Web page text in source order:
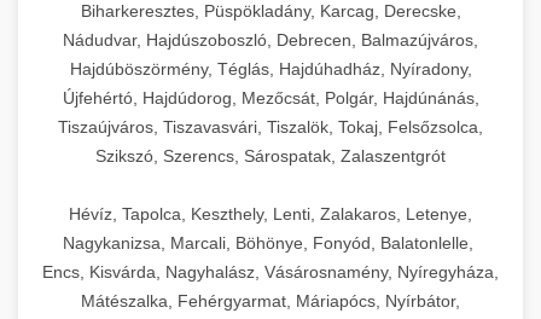
Biharkeresztes, Püspökladány, Karcag, Derecske,
Nádudvar, Hajdúszoboszló, Debrecen, Balmazújváros,
Hajdúböszörmény, Téglás, Hajdúhadház, Nyíradony,
Újfehértó, Hajdúdorog, Mezőcsát, Polgár, Hajdúnánás,
Tiszaújváros, Tiszavasvári, Tiszalök, Tokaj, Felsőzsolca,
Szikszó, Szerencs, Sárospatak, Zalaszentgrót
Hévíz, Tapolca, Keszthely, Lenti, Zalakaros, Letenye,
Nagykanizsa, Marcali, Böhönye, Fonyód, Balatonlelle,
Encs, Kisvárda, Nagyhalász, Vásárosnamény, Nyíregyháza,
Mátészalka, Fehérgyarmat, Máriapócs, Nyírbátor,